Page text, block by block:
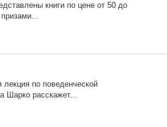
книги по цене от 50 до
лекция по поведенческой
Шарко расскажет...